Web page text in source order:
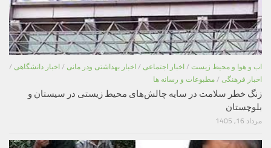
اب و هوا و محیط زیست / اخبار اجتماعی / اخبار بهداشتی ودر مانی / اخبار دانشگاهی /
اخبار فرهنگی / مطبوعات و رسانه ها
زنگ خطر سلامت در سایه چالش‌های محیط زیستی در سیستان و
بلوچستان
مرداد 16, 1405